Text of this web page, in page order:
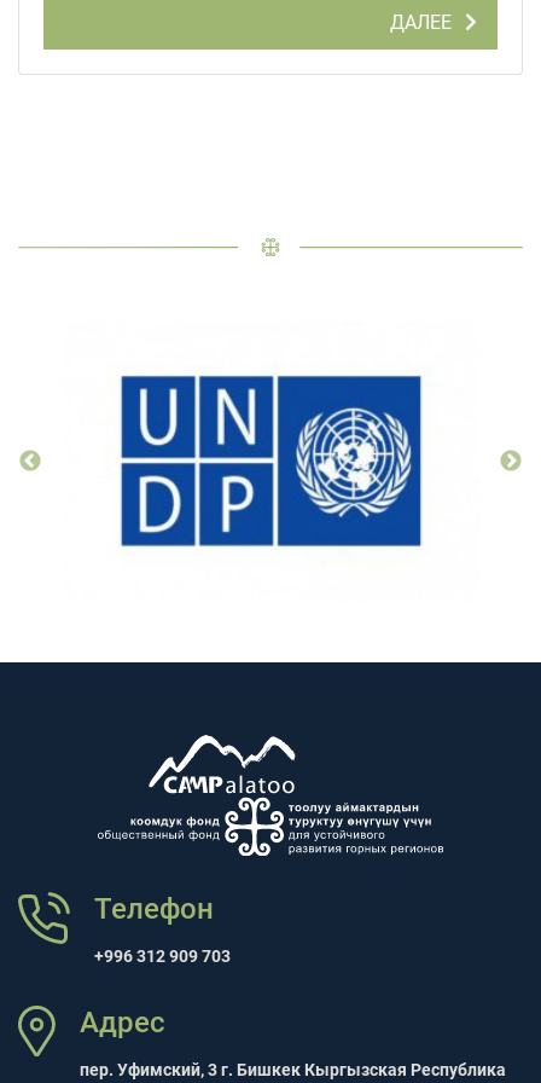
ДАЛЕЕ
Телефон
+996 312 909 703
Адрес
пер. Уфимский, 3 г. Бишкек Кыргызская Республика